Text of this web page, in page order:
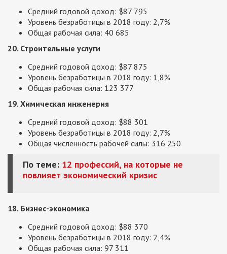
Средний годовой доход: $87 795
Уровень безработицы в 2018 году: 2,7%
Общая рабочая сила: 40 685
20. Строительные услуги
Средний годовой доход: $87 875
Уровень безработицы в 2018 году: 1,8%
Общая рабочая сила: 123 377
19. Химическая инженерия
Средний годовой доход: $88 301
Уровень безработицы в 2018 году: 2,7%
Общая численность рабочей силы: 316 250
По теме: 12 профессий, на которые не
повлияет экономический кризис
18. Бизнес-экономика
Средний годовой доход: $88 370
Уровень безработицы в 2018 году: 2,4%
Общая рабочая сила: 97 311